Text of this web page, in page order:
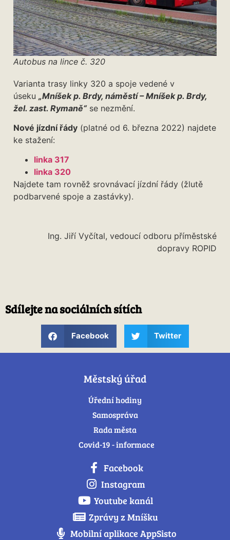
Autobus na lince č. 320
Varianta trasy linky 320 a spoje vedené v
úseku „Mníšek p. Brdy, náměstí – Mníšek p. Brdy,
žel. zast. Rymaně“se nezmění.
Nové jízdní řády (platné od 6. března 2022) najdete
ke stažení:
linka 317
linka 320
Najdete tam rovněž srovnávací jízdní řády (žlutě
podbarvené spoje a zastávky).
Ing. Jiří Vyčítal, vedoucí odboru příměstské
dopravy ROPID
Sdílejte na sociálních sítích
Facebook Twitter
Městský úřad
Úřední hodiny
Samospráva
Rada města
Covid-19 - informace
Facebook
Instagram
Youtube kanál
Zprávy z Mníšku
Mobilní aplikace AppSisto